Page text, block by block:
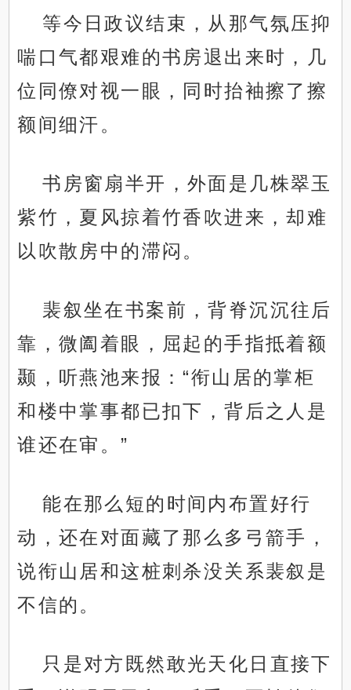
等今日政议结束，从那气氛压抑
喘口气都艰难的书房退出来时，几
位同僚对视一眼，同时抬袖擦了擦
额间细汗。
书房窗扇半开，外面是几株翠玉
紫竹，夏风掠着竹香吹进来，却难
以吹散房中的滞闷。
裴叙坐在书案前，背脊沉沉往后
靠，微阖着眼，屈起的手指抵着额
颞，听燕池来报：“衔山居的掌柜
和楼中掌事都已扣下，背后之人是
谁还在审。”
能在那么短的时间内布置好行
动，还在对面藏了那么多弓箭手，
说衔山居和这桩刺杀没关系裴叙是
不信的。
只是对方既然敢光天化日直接下